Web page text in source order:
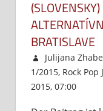
BRATISLAVE
Julijana
1/2015, Rock Pop
2015, 07:00